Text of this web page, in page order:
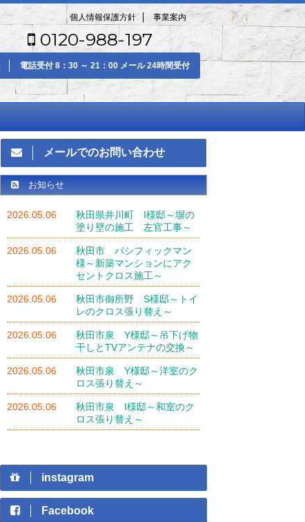
個人情報保護方針 事業案内
0120-988-197
電話受付 8：30 ～ 21：00 メール 24時間受付
メールでのお問い合わせ
お知らせ
2026.05.06
秋田県井川町 I様邸～塀の
塗り壁の施工 左官工事～
2026.05.06
秋田市 パシフィックマン
様～新築マンションにアク
セントクロス施工～
2026.05.06
秋田市御所野 S様邸～トイ
レのクロス張り替え～
2026.05.06
秋田市泉 Y様邸～吊下げ物
干しとTVアンテナの交換～
2026.05.06
秋田市泉 Y様邸～洋室のク
ロス張り替え～
2026.05.06
秋田市泉 I様邸～和室のク
ロス張り替え～
instagram
Facebook